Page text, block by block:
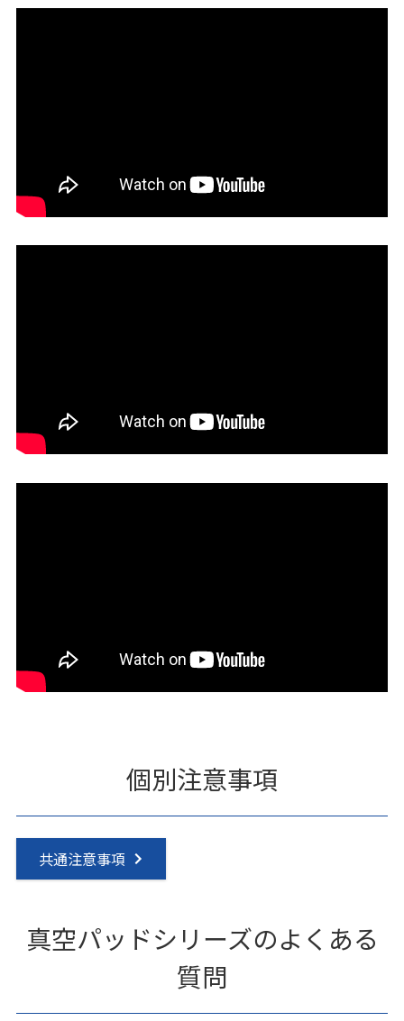
個別注意事項
共通注意事項
真空パッドシリーズのよくある
質問